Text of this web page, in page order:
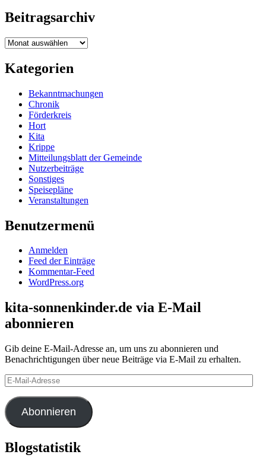
Beitragsarchiv
Beitragsarchiv
Kategorien
Bekanntmachungen
Chronik
Förderkreis
Hort
Kita
Krippe
Mitteilungsblatt der Gemeinde
Nutzerbeiträge
Sonstiges
Speisepläne
Veranstaltungen
Benutzermenü
Anmelden
Feed der Einträge
Kommentar-Feed
WordPress.org
kita-sonnenkinder.de via E-Mail
abonnieren
Gib deine E-Mail-Adresse an, um uns zu abonnieren und
Benachrichtigungen über neue Beiträge via E-Mail zu erhalten.
E-
Mail-
Adresse
Abonnieren
Blogstatistik